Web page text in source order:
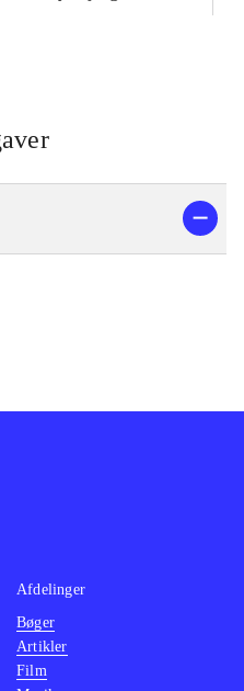
Afdelinger
Bøger
Artikler
Film